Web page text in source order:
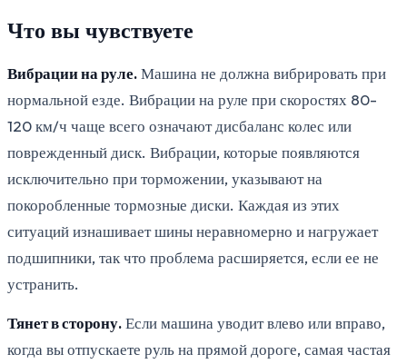
Что вы чувствуете
Вибрации на руле.Машина не должна вибрировать при
нормальной езде. Вибрации на руле при скоростях 80-
120 км/ч чаще всего означают дисбаланс колес или
поврежденный диск. Вибрации, которые появляются
исключительно при торможении, указывают на
покоробленные тормозные диски. Каждая из этих
ситуаций изнашивает шины неравномерно и нагружает
подшипники, так что проблема расширяется, если ее не
устранить.
Тянет в сторону.Если машина уводит влево или вправо,
когда вы отпускаете руль на прямой дороге, самая частая